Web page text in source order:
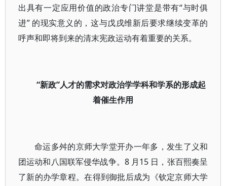
出具有一定应用价值的政治专门讲堂是带有“与时俱
进” 的现实意义的，这与戊戌维新后要求继续变革的
呼声和即将到来的清末宪政运动有着重要的关系。
“新政”人才的需求对政治学学科和学系的形成起
着催生作用
命运多舛的京师大学堂开办一年多，发生了义和
团运动和八国联军侵华战争。8 月15 日，张百熙奏呈
了新的办学章程。在得到御批后成为《钦定京师大学